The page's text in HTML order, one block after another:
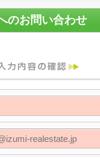
のお問い合わせ